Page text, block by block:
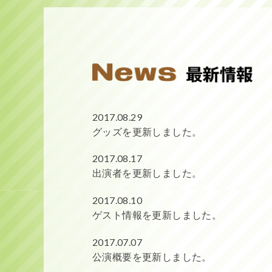
2017.08.29
グッズを更新しました。
2017.08.17
出演者を更新しました。
2017.08.10
ゲスト情報を更新しました。
2017.07.07
公演概要を更新しました。